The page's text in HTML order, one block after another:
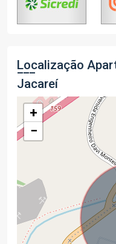
Localização
Jacareí
+
−